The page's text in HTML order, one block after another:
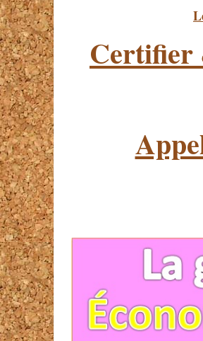
Certifier